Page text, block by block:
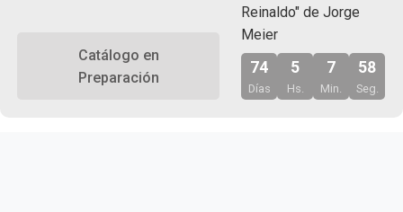
Catálogo en
Preparación
Reinaldo" de Jorge
Meier
74
Días
5
Hs.
7
Min.
57
Seg.